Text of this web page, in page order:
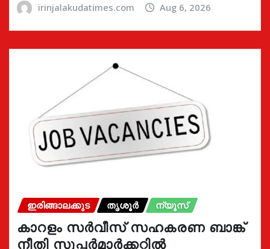
irinjalakudatimes.com Aug 6, 2026
ഇരിങ്ങാലക്കുട തൃശൂർ ന്യൂസ്
കാറളം സർവീസ് സഹകരണ ബാങ്ക്
നീതി സൂപ്പർമാർക്കറ്റിൽ